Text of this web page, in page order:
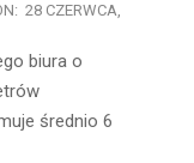
28 CZERWCA,
biura o
średnio 6